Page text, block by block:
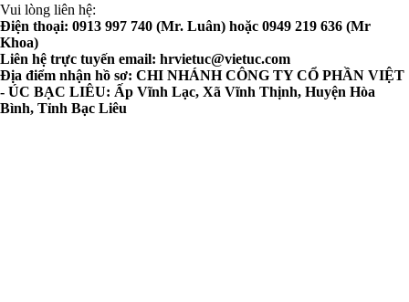
Vui lòng liên hệ:
Điện thoại: 0913 997 740 (Mr. Luân) hoặc 0949 219 636 (Mr
Khoa)
Liên hệ trực tuyến email: hrvietuc@vietuc.com
Địa điểm nhận hồ sơ: CHI NHÁNH CÔNG TY CỔ PHẦN VIỆT
- ÚC BẠC LIÊU: Ấp Vĩnh Lạc, Xã Vĩnh Thịnh, Huyện Hòa
Bình, Tỉnh Bạc Liêu